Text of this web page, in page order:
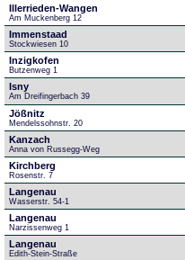
Illerrieden-Wangen
Am Muckenberg 12
Immenstaad
Stockwiesen 10
Inzigkofen
Butzenweg 1
Isny
Am Dreifingerbach 39
Jößnitz
Mendelssohnstr. 20
Kanzach
Anna von Russegg-Weg
Kirchberg
Rosenstr. 7
Langenau
Wasserstr. 54-1
Langenau
Narzissenweg 1
Langenau
Edith-Stein-Straße